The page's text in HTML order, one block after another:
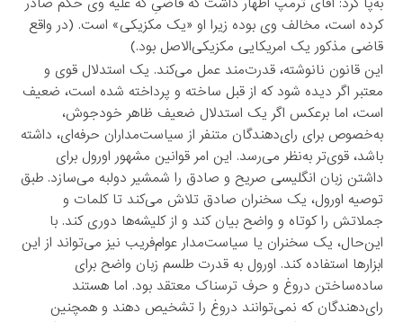
کرده است، مخالف وی بوده زیرا او «یک مکزیکی» است. (در واقع
قاضی مذکور یک امریکایی مکزیکی‌الاصل بود.)
این قانون نانوشته، قدرت‌مند عمل می‌کند. یک استدلال قوی و
معتبر اگر دیده شود که از قبل ساخته و پرداخته شده است، ضعیف
است، اما برعکس اگر یک استدلال ضعیف ظاهر خودجوش،
به‌خصوص برای رای‌دهندگان متنفر از سیاست‌مداران حرفه‌ای، داشته
باشد، قوی‌تر به‌نظر می‌رسد. این امر قوانین مشهور اورول برای
داشتن زبان انگلیسی صریح و صادق را شمشیر دولبه می‌سازد. طبق
توصیه اورول، یک سخنران صادق تلاش می‌کند تا کلمات و
جملاتش را کوتاه و واضح بیان کند و از کلیشه‌ها دوری کند. با
این‌حال، یک سخنران یا سیاست‌مدار عوام‌فریب نیز می‌تواند از این
ابزارها استفاده کند. اورول به قدرت طلسم زبان واضح برای
ساده‌ساختن دروغ و حرف ترسناک معتقد بود. اما هستند
رای‌دهندگان که نمی‌توانند دروغ را تشخیص دهند و همچنین